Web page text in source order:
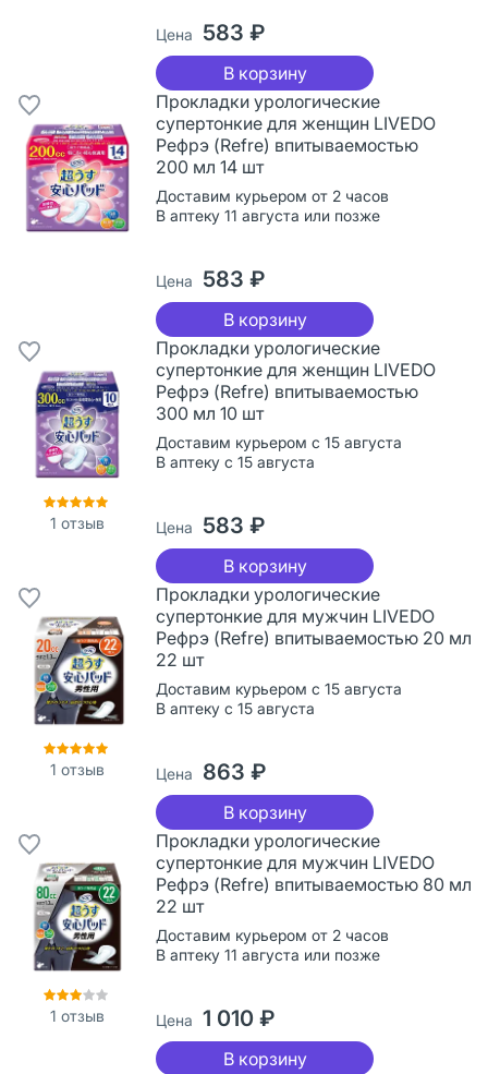
Цена 583 ₽
В корзину
Прокладки урологические
супертонкие для женщин LIVEDO
Рефрэ (Refre) впитываемостью
200 мл 14 шт
Доставим курьером от 2 часов
В аптеку 11 августа или позже
Цена 583 ₽
В корзину
1 отзыв
Прокладки урологические
супертонкие для женщин LIVEDO
Рефрэ (Refre) впитываемостью
300 мл 10 шт
Доставим курьером с 15 августа
В аптеку с 15 августа
Цена 583 ₽
В корзину
1 отзыв
Прокладки урологические
супертонкие для мужчин LIVEDO
Рефрэ (Refre) впитываемостью 20 мл
22 шт
Доставим курьером с 15 августа
В аптеку с 15 августа
Цена 863 ₽
В корзину
1 отзыв
Прокладки урологические
супертонкие для мужчин LIVEDO
Рефрэ (Refre) впитываемостью 80 мл
22 шт
Доставим курьером от 2 часов
В аптеку 11 августа или позже
Цена 1 010 ₽
В корзину